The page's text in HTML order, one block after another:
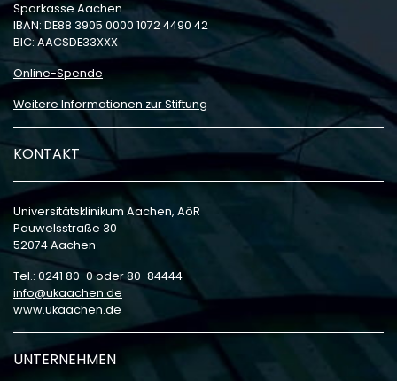
Sparkasse Aachen
IBAN: DE88 3905 0000 1072 4490 42
BIC: AACSDE33XXX
Online-Spende
Weitere Informationen zur Stiftung
KONTAKT
Universitätsklinikum Aachen, AöR
Pauwelsstraße 30
52074 Aachen
Tel.: 0241 80-0 oder 80-84444
info
ukaachen de
www.ukaachen.de
UNTERNEHMEN